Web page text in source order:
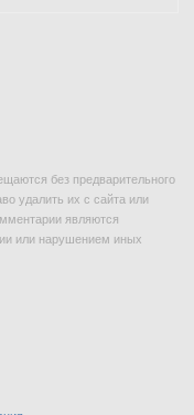
без предварительного
удалить их с сайта или
являются
или нарушением иных